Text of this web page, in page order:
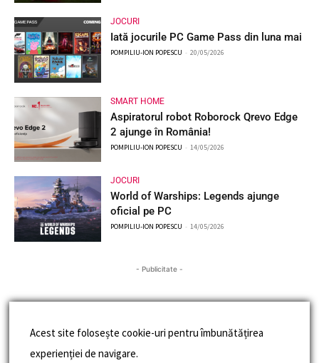
JOCURI
Iată jocurile PC Game Pass din luna mai
POMPILIU-ION POPESCU - 20/05/2026
SMART HOME
Aspiratorul robot Roborock Qrevo Edge
2 ajunge în România!
POMPILIU-ION POPESCU - 14/05/2026
JOCURI
World of Warships: Legends ajunge
oficial pe PC
POMPILIU-ION POPESCU - 14/05/2026
- Publicitate -
Acest site folosește cookie-uri pentru îmbunătățirea
experienției de navigare.